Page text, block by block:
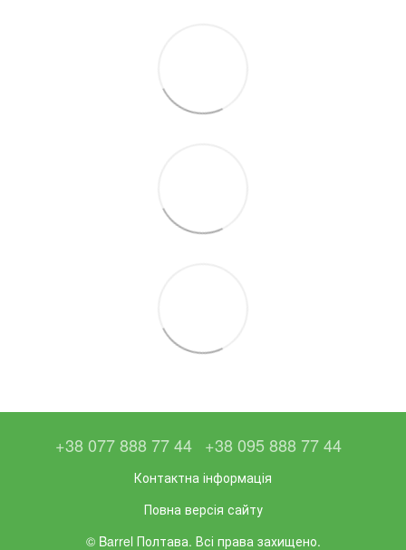
+38 077 888 77 44 +38 095 888 77 44
Контактна інформація
Повна версія сайту
© Barrel Полтава. Всі права захищено.